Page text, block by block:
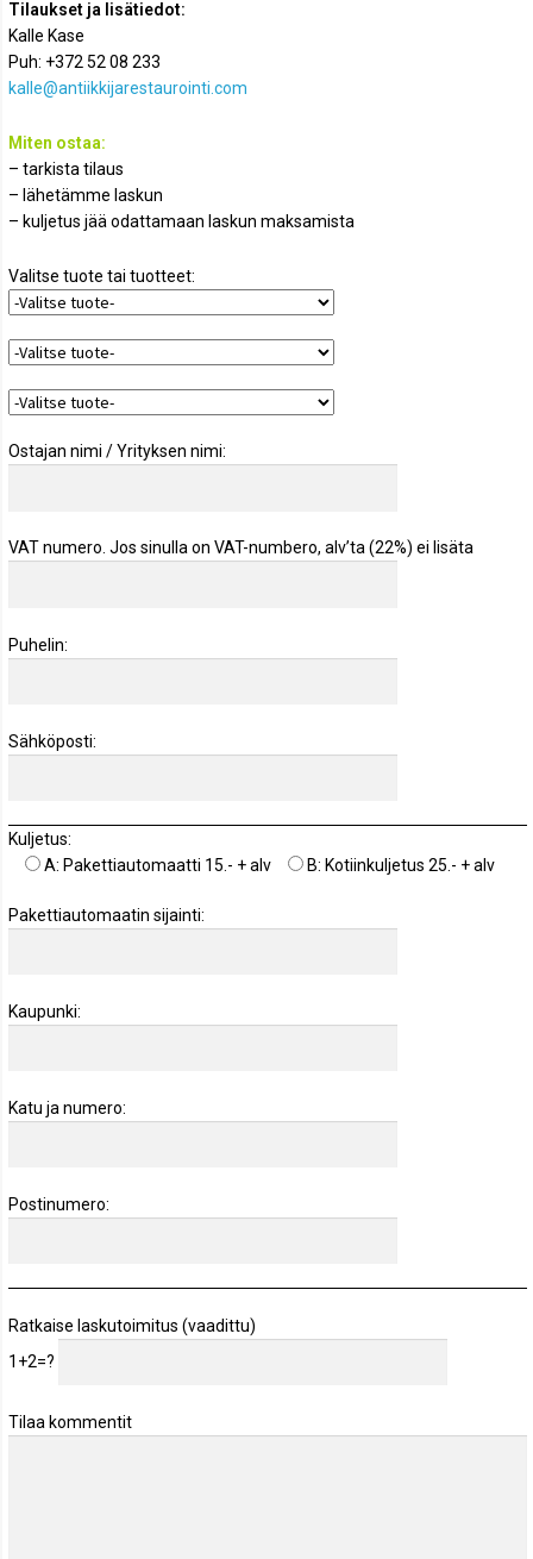
Tilaukset ja lisätiedot:
Kalle Kase
Puh: +372 52 08 233
kalle@antiikkijarestaurointi.com
Miten ostaa:
– tarkista tilaus
– lähetämme laskun
– kuljetus jää odattamaan laskun maksamista
Valitse tuote tai tuotteet:
Ostajan nimi / Yrityksen nimi:
VAT numero. Jos sinulla on VAT-numbero, alv’ta (22%) ei lisäta
Puhelin:
Sähköposti:
Kuljetus:
A: Pakettiautomaatti 15.- + alv
B: Kotiinkuljetus 25.- + alv
Pakettiautomaatin sijainti:
Kaupunki:
Katu ja numero:
Postinumero:
Ratkaise laskutoimitus (vaadittu)
1+2=?
Tilaa kommentit